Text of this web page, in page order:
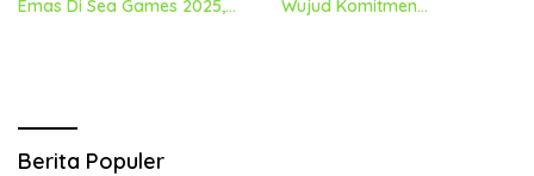
Emas Di Sea Games 2025,
Wujud Komitmen
Berita Populer